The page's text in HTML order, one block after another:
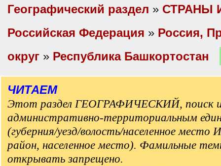
Географический раздел » СТРАНЫ
Российская Федерация » Россия,
округ » Республика Башкортостан
ЧИТАЕМ
Этот раздел ГЕОГРАФИЧЕСКИЙ, поиск
административно-территориальным
(губерния/уезд/волость/населенное
район, населенное место). Фамильные
открывать запрещено.